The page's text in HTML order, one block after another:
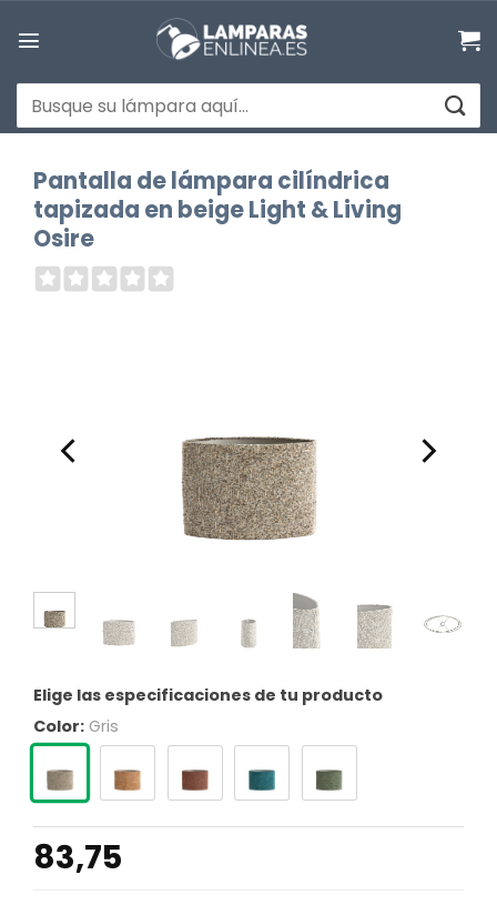
Buscar
por:
Pantalla de lámpara cilíndrica
tapizada en beige Light & Living
Osire
Elige las especificaciones de tu producto
Color: Gris
83,75